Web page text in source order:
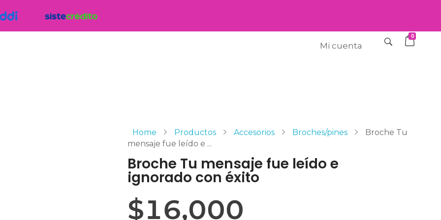
Mi cuenta
0
Home Productos Accesorios Broches/pines
Broche Tu
mensaje fue leído e ...
Broche Tu mensaje fue leído e
ignorado con éxito
$16,000